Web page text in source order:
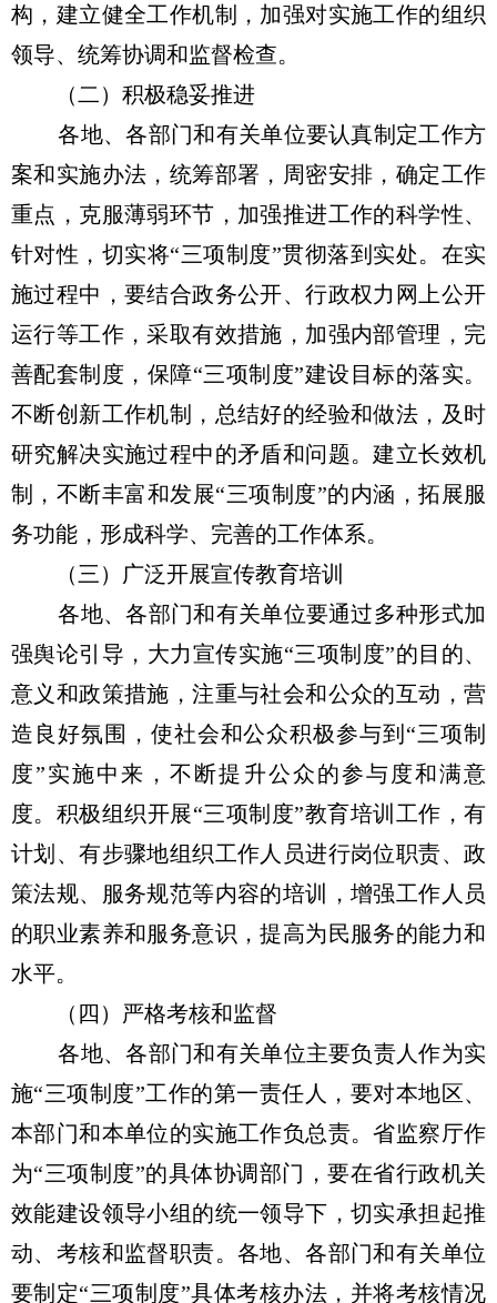
构，建立健全工作机制，加强对实施工作的组织
领导、统筹协调和监督检查。
（二）积极稳妥推进
各地、各部门和有关单位要认真制定工作方
案和实施办法，统筹部署，周密安排，确定工作
重点，克服薄弱环节，加强推进工作的科学性、
针对性，切实将“三项制度”贯彻落到实处。在实
施过程中，要结合政务公开、行政权力网上公开
运行等工作，采取有效措施，加强内部管理，完
善配套制度，保障“三项制度”建设目标的落实。
不断创新工作机制，总结好的经验和做法，及时
研究解决实施过程中的矛盾和问题。建立长效机
制，不断丰富和发展“三项制度”的内涵，拓展服
务功能，形成科学、完善的工作体系。
（三）广泛开展宣传教育培训
各地、各部门和有关单位要通过多种形式加
强舆论引导，大力宣传实施“三项制度”的目的、
意义和政策措施，注重与社会和公众的互动，营
造良好氛围，使社会和公众积极参与到“三项制
度”实施中来，不断提升公众的参与度和满意
度。积极组织开展“三项制度”教育培训工作，有
计划、有步骤地组织工作人员进行岗位职责、政
策法规、服务规范等内容的培训，增强工作人员
的职业素养和服务意识，提高为民服务的能力和
水平。
（四）严格考核和监督
各地、各部门和有关单位主要负责人作为实
施“三项制度”工作的第一责任人，要对本地区、
本部门和本单位的实施工作负总责。省监察厅作
为“三项制度”的具体协调部门，要在省行政机关
效能建设领导小组的统一领导下，切实承担起推
动、考核和监督职责。各地、各部门和有关单位
要制定“三项制度”具体考核办法，并将考核情况